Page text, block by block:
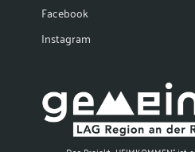
Facebook
Instagram